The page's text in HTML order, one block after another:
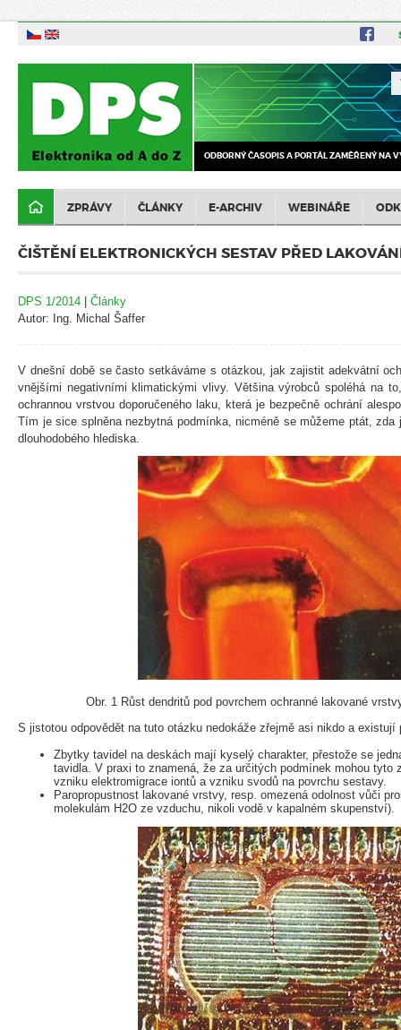
ODBORNÝ ČASOPIS A PORTÁL ZAMĚŘENÝ NA
ZPRÁVY ČLÁNKY E-ARCHIV WEBINÁŘE
ČIŠTĚNÍ ELEKTRONICKÝCH SESTAV PŘED
DPS 1/2014 | Články
Autor: Ing. Michal Šaffer
V dnešní době se často setkáváme s otázkou, jak zajistit adekvátní
vnějšími negativními klimatickými vlivy. Většina výrobců spoléhá na
ochrannou vrstvou doporučeného laku, která je bezpečně ochrání
Tím je sice splněna nezbytná podmínka, nicméně se můžeme ptát,
dlouhodobého hlediska.
Obr. 1 Růst dendritů pod povrchem ochranné lakované
S jistotou odpovědět na tuto otázku nedokáže zřejmě asi nikdo a existují
Zbytky tavidel na deskách mají kyselý charakter, přestože se
tavidla. V praxi to znamená, že za určitých podmínek mohou tyto
vzniku elektromigrace iontů a vzniku svodů na povrchu sestavy.
Paropropustnost lakované vrstvy, resp. omezená odolnost vůči
molekulám H2O ze vzduchu, nikoli vodě v kapalném skupenství).